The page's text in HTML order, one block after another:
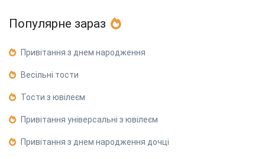
Популярне зараз
Привітання з днем народження
Весільні тости
Тости з ювілеєм
Привітання універсальні з ювілеєм
Привітання з днем народження дочці